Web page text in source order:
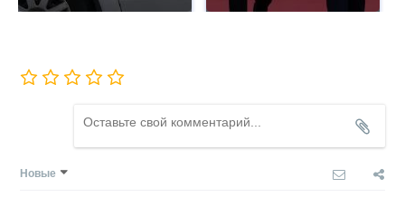
Новые